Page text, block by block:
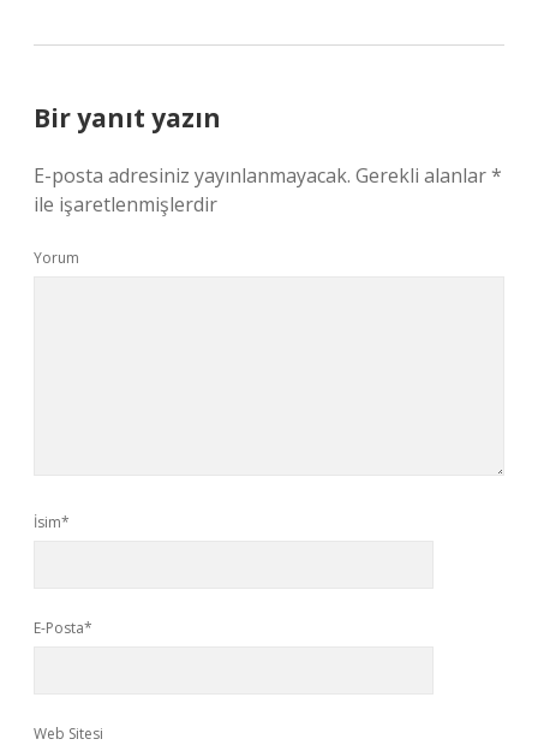
Bir yanıt yazın
E-posta adresiniz yayınlanmayacak. Gerekli alanlar*
ile işaretlenmişlerdir
Yorum
İsim*
E-Posta*
Web Sitesi